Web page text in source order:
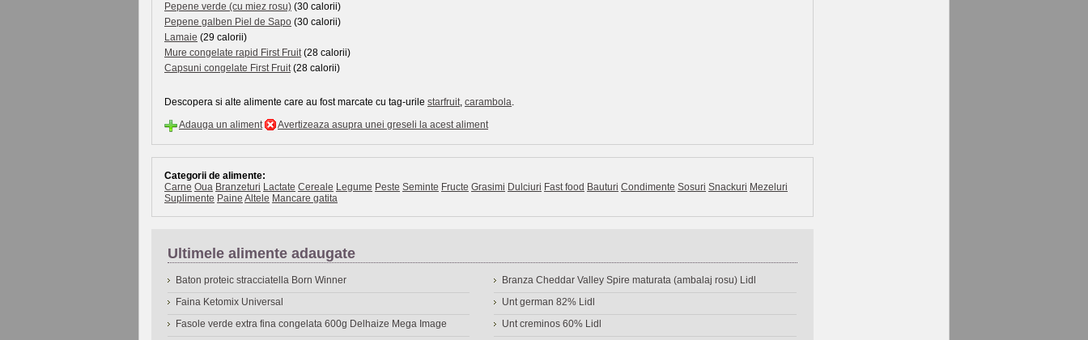
Pepene verde (cu miez rosu) (30 calorii)
Pepene galben Piel de Sapo (30 calorii)
Lamaie (29 calorii)
Mure congelate rapid First Fruit(28 calorii)
Capsuni congelate First Fruit(28 calorii)
Descopera si alte alimente care au fost marcate cu tag-urile starfruit, carambola.
Adauga un aliment
Avertizeaza asupra unei greseli la acest aliment
Categorii de alimente:
Carne Oua Branzeturi Lactate Cereale Legume Peste Seminte Fructe Grasimi Dulciuri Fast food Bauturi Condimente Sosuri Snackuri Mezeluri
Suplimente Paine Altele Mancare gatita
Ultimele alimente adaugate
Baton proteic stracciatella Born Winner
Faina Ketomix Universal
Fasole verde extra fina congelata 600g Delhaize Mega Image
Branza Cheddar Valley Spire maturata (ambalaj rosu) Lidl
Unt german 82% Lidl
Unt creminos 60% Lidl